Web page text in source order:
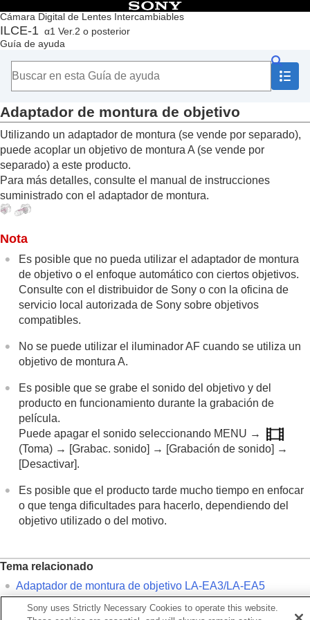
Cámara Digital de Lentes Intercambiables
ILCE-1 α1 Ver.2 o posterior
Guía de ayuda
Contenido
Principio
Cómo utilizar la “Guía de ayuda”
Comprobación de la cámara y los elementos suministrados
Operaciones básicas
Preparación de la cámara/Operaciones básicas de toma
Búsqueda de funciones desde MENU
Utilización de las funciones de toma de imágenes
Personalización de la cámara
Visionado
Cambio de los ajustes de la cámara
Funciones disponibles con un smartphone
Uso del servicio en la nube
Apéndice
Accesorios de audio compatibles con la zapata
de interfaz múltiple
Mango vertical
Adaptador de montura de objetivo
Adaptador de montura de objetivo LA-
EA3/LA-EA5
Kit adaptador multibaterías
Duración de la batería y número de imágenes
grabables
Número de imágenes grabables
Tiempos de película grabables
Lista de iconos en el monitor
Especificaciones
Marcas comerciales
Licencia
Adaptador de montura de objetivo
Utilizando un adaptador de montura (se vende por separado),
puede acoplar un objetivo de montura A (se vende por
separado) a este producto.
Para más detalles, consulte el manual de instrucciones
suministrado con el adaptador de montura.
Nota
Es posible que no pueda utilizar el adaptador de montura
de objetivo o el enfoque automático con ciertos objetivos.
Consulte con el distribuidor de Sony o con la oficina de
servicio local autorizada de Sony sobre objetivos
compatibles.
No se puede utilizar el iluminador AF cuando se utiliza un
objetivo de montura A.
Es posible que se grabe el sonido del objetivo y del
producto en funcionamiento durante la grabación de
película.
Puede apagar el sonido seleccionando MENU →
(Toma) → [Grabac. sonido] → [Grabación de sonido] →
[Desactivar].
Es posible que el producto tarde mucho tiempo en enfocar
o que tenga dificultades para hacerlo, dependiendo del
objetivo utilizado o del motivo.
Tema relacionado
Adaptador de montura de objetivo LA-EA3/LA-EA5
Adaptador de montura de objetivo LA-EA4
Sony uses Strictly Necessary Cookies to operate this website.